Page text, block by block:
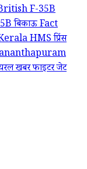
F-35B
बिकाऊFact
HMS प्रिंस
खबरफाइटर जेट